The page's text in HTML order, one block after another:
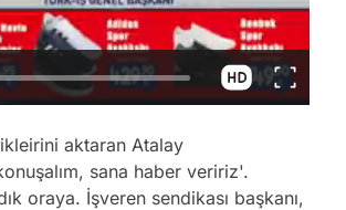
aktaran Atalay
sana haber veririz'.
oraya. İşveren sendikası başkanı,